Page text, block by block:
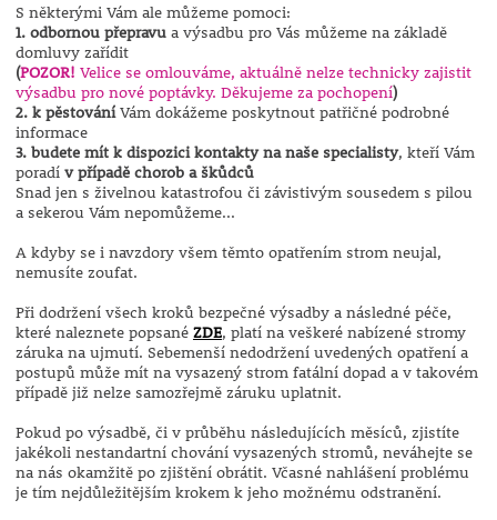
S některými Vám ale můžeme pomoci:
1. odbornou přepravua výsadbu pro Vás můžeme na základě
domluvy zařídit
(POZOR! Velice se omlouváme, aktuálně nelze technicky zajistit
výsadbu pro nové poptávky. Děkujeme za pochopení)
2. k pěstováníVám dokážeme poskytnout patřičné podrobné
informace
3. budete mít k dispozici kontakty na naše specialisty, kteří Vám
poradí v případě chorob a škůdců
Snad jen s živelnou katastrofou či závistivým sousedem s pilou
a sekerou Vám nepomůžeme...
A kdyby se i navzdory všem těmto opatřením strom neujal,
nemusíte zoufat.
Při dodržení všech kroků bezpečné výsadby a následné péče,
které naleznete popsané ZDE, platí na veškeré nabízené stromy
záruka na ujmutí. Sebemenší nedodržení uvedených opatření a
postupů může mít na vysazený strom fatální dopad a v takovém
případě již nelze samozřejmě záruku uplatnit.
Pokud po výsadbě, či v průběhu následujících měsíců, zjistíte
jakékoli nestandartní chování vysazených stromů, neváhejte se
na nás okamžitě po zjištění obrátit. Včasné nahlášení problému
je tím nejdůležitějším krokem k jeho možnému odstranění.